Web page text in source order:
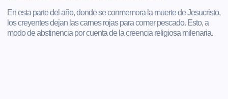
En esta parte del año, donde se conmemora la muerte de Jesucristo,
los creyentes dejan las carnes rojas para comer pescado. Esto, a
modo de abstinencia por cuenta de la creencia religiosa milenaria.